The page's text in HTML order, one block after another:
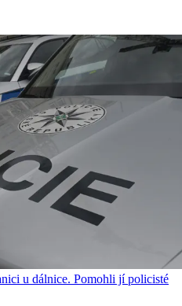
u dálnice. Pomohli jí policisté